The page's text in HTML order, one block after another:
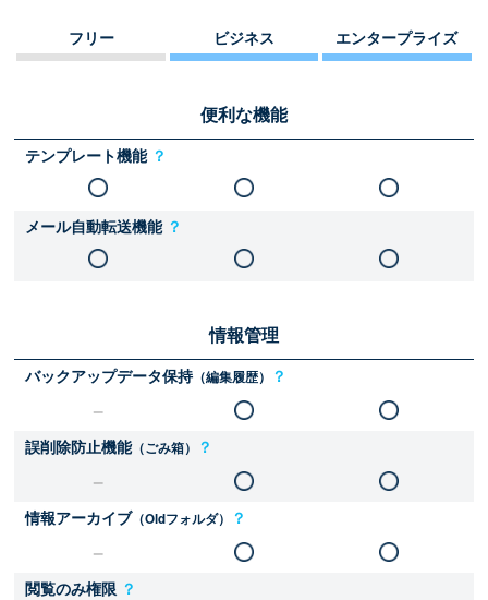
フリー ビジネス エンタープライズ
便利な機能
テンプレート機能 ？
メール自動転送機能 ？
情報管理
バックアップデータ保持（編集履歴） ？
誤削除防止機能（ごみ箱） ？
情報アーカイブ（Oldフォルダ） ？
閲覧のみ権限 ？